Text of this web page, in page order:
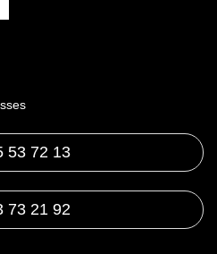
53 72 13
73 21 92